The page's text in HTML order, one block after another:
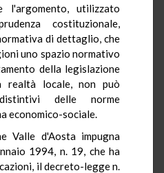
l'argomento, utilizzato
costituzionale,
di dettaglio, che
uno spazio normativo
della legislazione
realtà locale, non può
delle norme
economico-sociale.
Valle d'Aosta impugna
1994, n. 19, che ha
il decreto-legge n.